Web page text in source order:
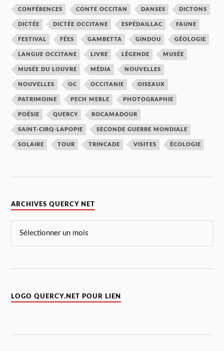
CONFÉRENCES CONTE OCCITAN DANSES DICTONS
DICTÉE DICTÉE OCCITANE ESPÉDAILLAC FAUNE
FESTIVAL FÉES GAMBETTA GINDOU GÉOLOGIE
LANGUE OCCITANE LIVRE LÉGENDE MUSÉE
MUSÉE DU LOUVRE MÉDIA NOUVELLES
NOUVELLES OC OCCITANIE OISEAUX
PATRIMOINE PECH MERLE PHOTOGRAPHIE
POÉSIE QUERCY ROCAMADOUR
SAINT-CIRQ-LAPOPIE SECONDE GUERRE MONDIALE
SOLAIRE TOUR TRINCADE VISITES ÉCOLOGIE
ARCHIVES QUERCY NET
LOGO QUERCY.NET POUR LIEN